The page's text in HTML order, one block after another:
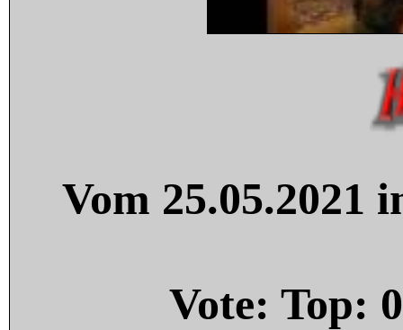
Vom 25.05.2021
Vote: Top: 0